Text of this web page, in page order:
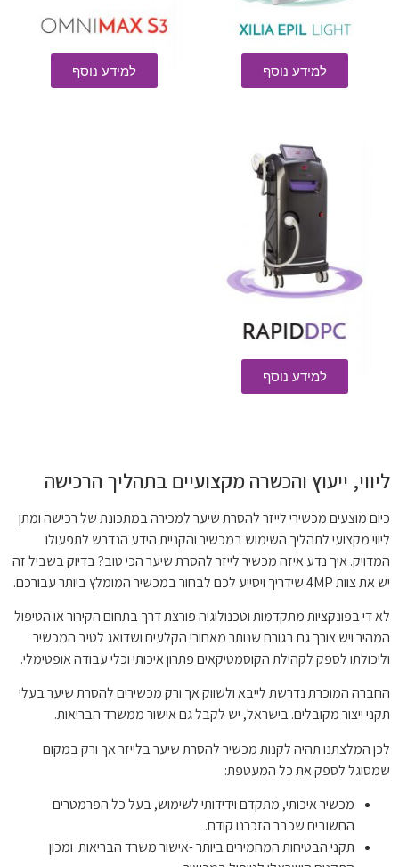
למידע נוסף למידע נוסף
למידע נוסף
ליווי, ייעוץ והכשרה מקצועיים בתהליך הרכישה
כיום מוצעים מכשירי לייזר להסרת שיער למכירה במתכונת של רכישה ומתן
ליווי מקצועי לתהליך השימוש במכשיר והקניית הידע הנדרש לתפעולו
המדויק. איך נדע איזה מכשיר לייזר להסרת שיער הכי טוב? בדיוק בשביל זה
יש את צוות 4MP שידריך ויסייע לכם לבחור במכשיר המומלץ ביותר עבורכם.
לא די בפונקציות מתקדמות וטכנולוגיה פורצת דרך בתחום הקירור או הטיפול
המהיר ויש צורך גם בגורם שנותר מאחורי הקלעים ושדואג לטיב המכשיר
וליכולתו לספק לקהילת הקוסמטיקאים פתרון איכותי וכלי עבודה אופטימלי.
החברה המוכרת נדרשת לייבא ולשווק אך ורק מכשירים להסרת שיער בעלי
תקני ייצור מקובלים. בישראל, יש לקבל גם אישור ממשרד הבריאות.
לכן המלצתנו תהיה לקנות מכשיר להסרת שיער בלייזר אך ורק במקום
שמסוגל לספק את כל המעטפת:
מכשיר איכותי, מתקדם וידידותי לשימוש, בעל כל הפרמטרים
החשובים שכבר הזכרנו קודם.
תקני הבטיחות המחמירים ביותר -אישור משרד הבריאות ומכון